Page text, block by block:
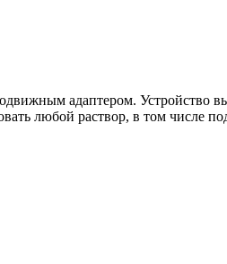
адаптером. Устройство
любой раствор, в том числе